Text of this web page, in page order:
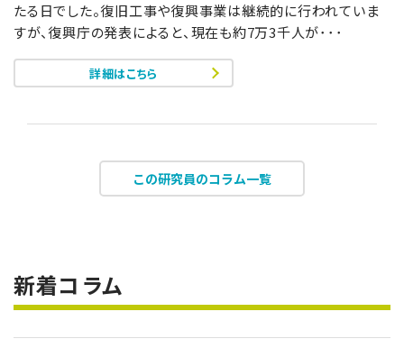
たる日でした。復旧工事や復興事業は継続的に行われていま
すが、復興庁の発表によると、現在も約7万3千人が･･･
詳細はこちら
この研究員のコラム一覧
新着コラム